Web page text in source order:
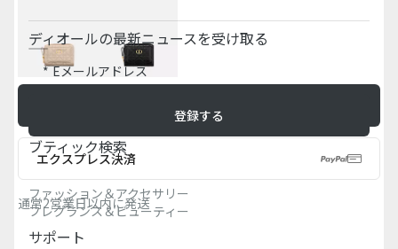
エクスプレス決済
通常2営業日以内に発送
ディオールの最新ニュースを受け取る
Eメールアドレス
登録する
ブティック検索​
ファッション＆アクセサリー
フレグランス＆ビューティー
サポート